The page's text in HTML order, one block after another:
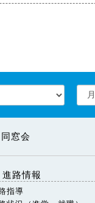
同窓会
進路情報
指導